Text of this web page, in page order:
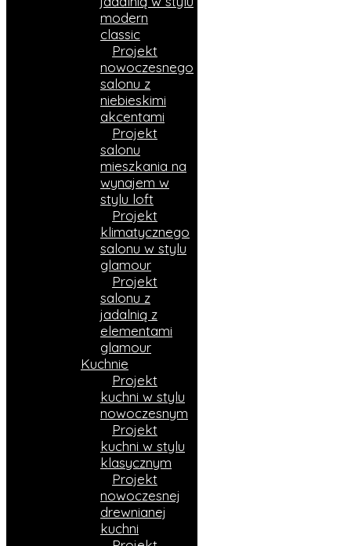
modern
classic
Projekt
nowoczesnego
salonu z
niebieskimi
akcentami
Projekt
salonu
mieszkania na
wynajem w
stylu loft
Projekt
klimatycznego
salonu w stylu
glamour
Projekt
salonu z
jadalnią z
elementami
glamour
Kuchnie
Projekt
kuchni w stylu
nowoczesnym
Projekt
kuchni w stylu
klasycznym
Projekt
nowoczesnej
drewnianej
kuchni